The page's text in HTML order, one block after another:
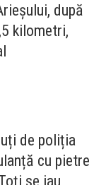
după
kilometri,
de poliția
cu pietre
se iau